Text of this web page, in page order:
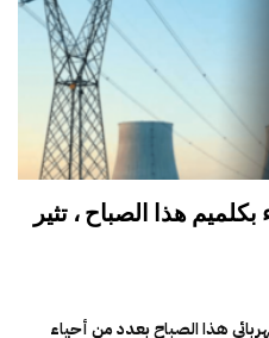
هذا الصباح ، تثير
هذا الصباح بعدد من أحياء